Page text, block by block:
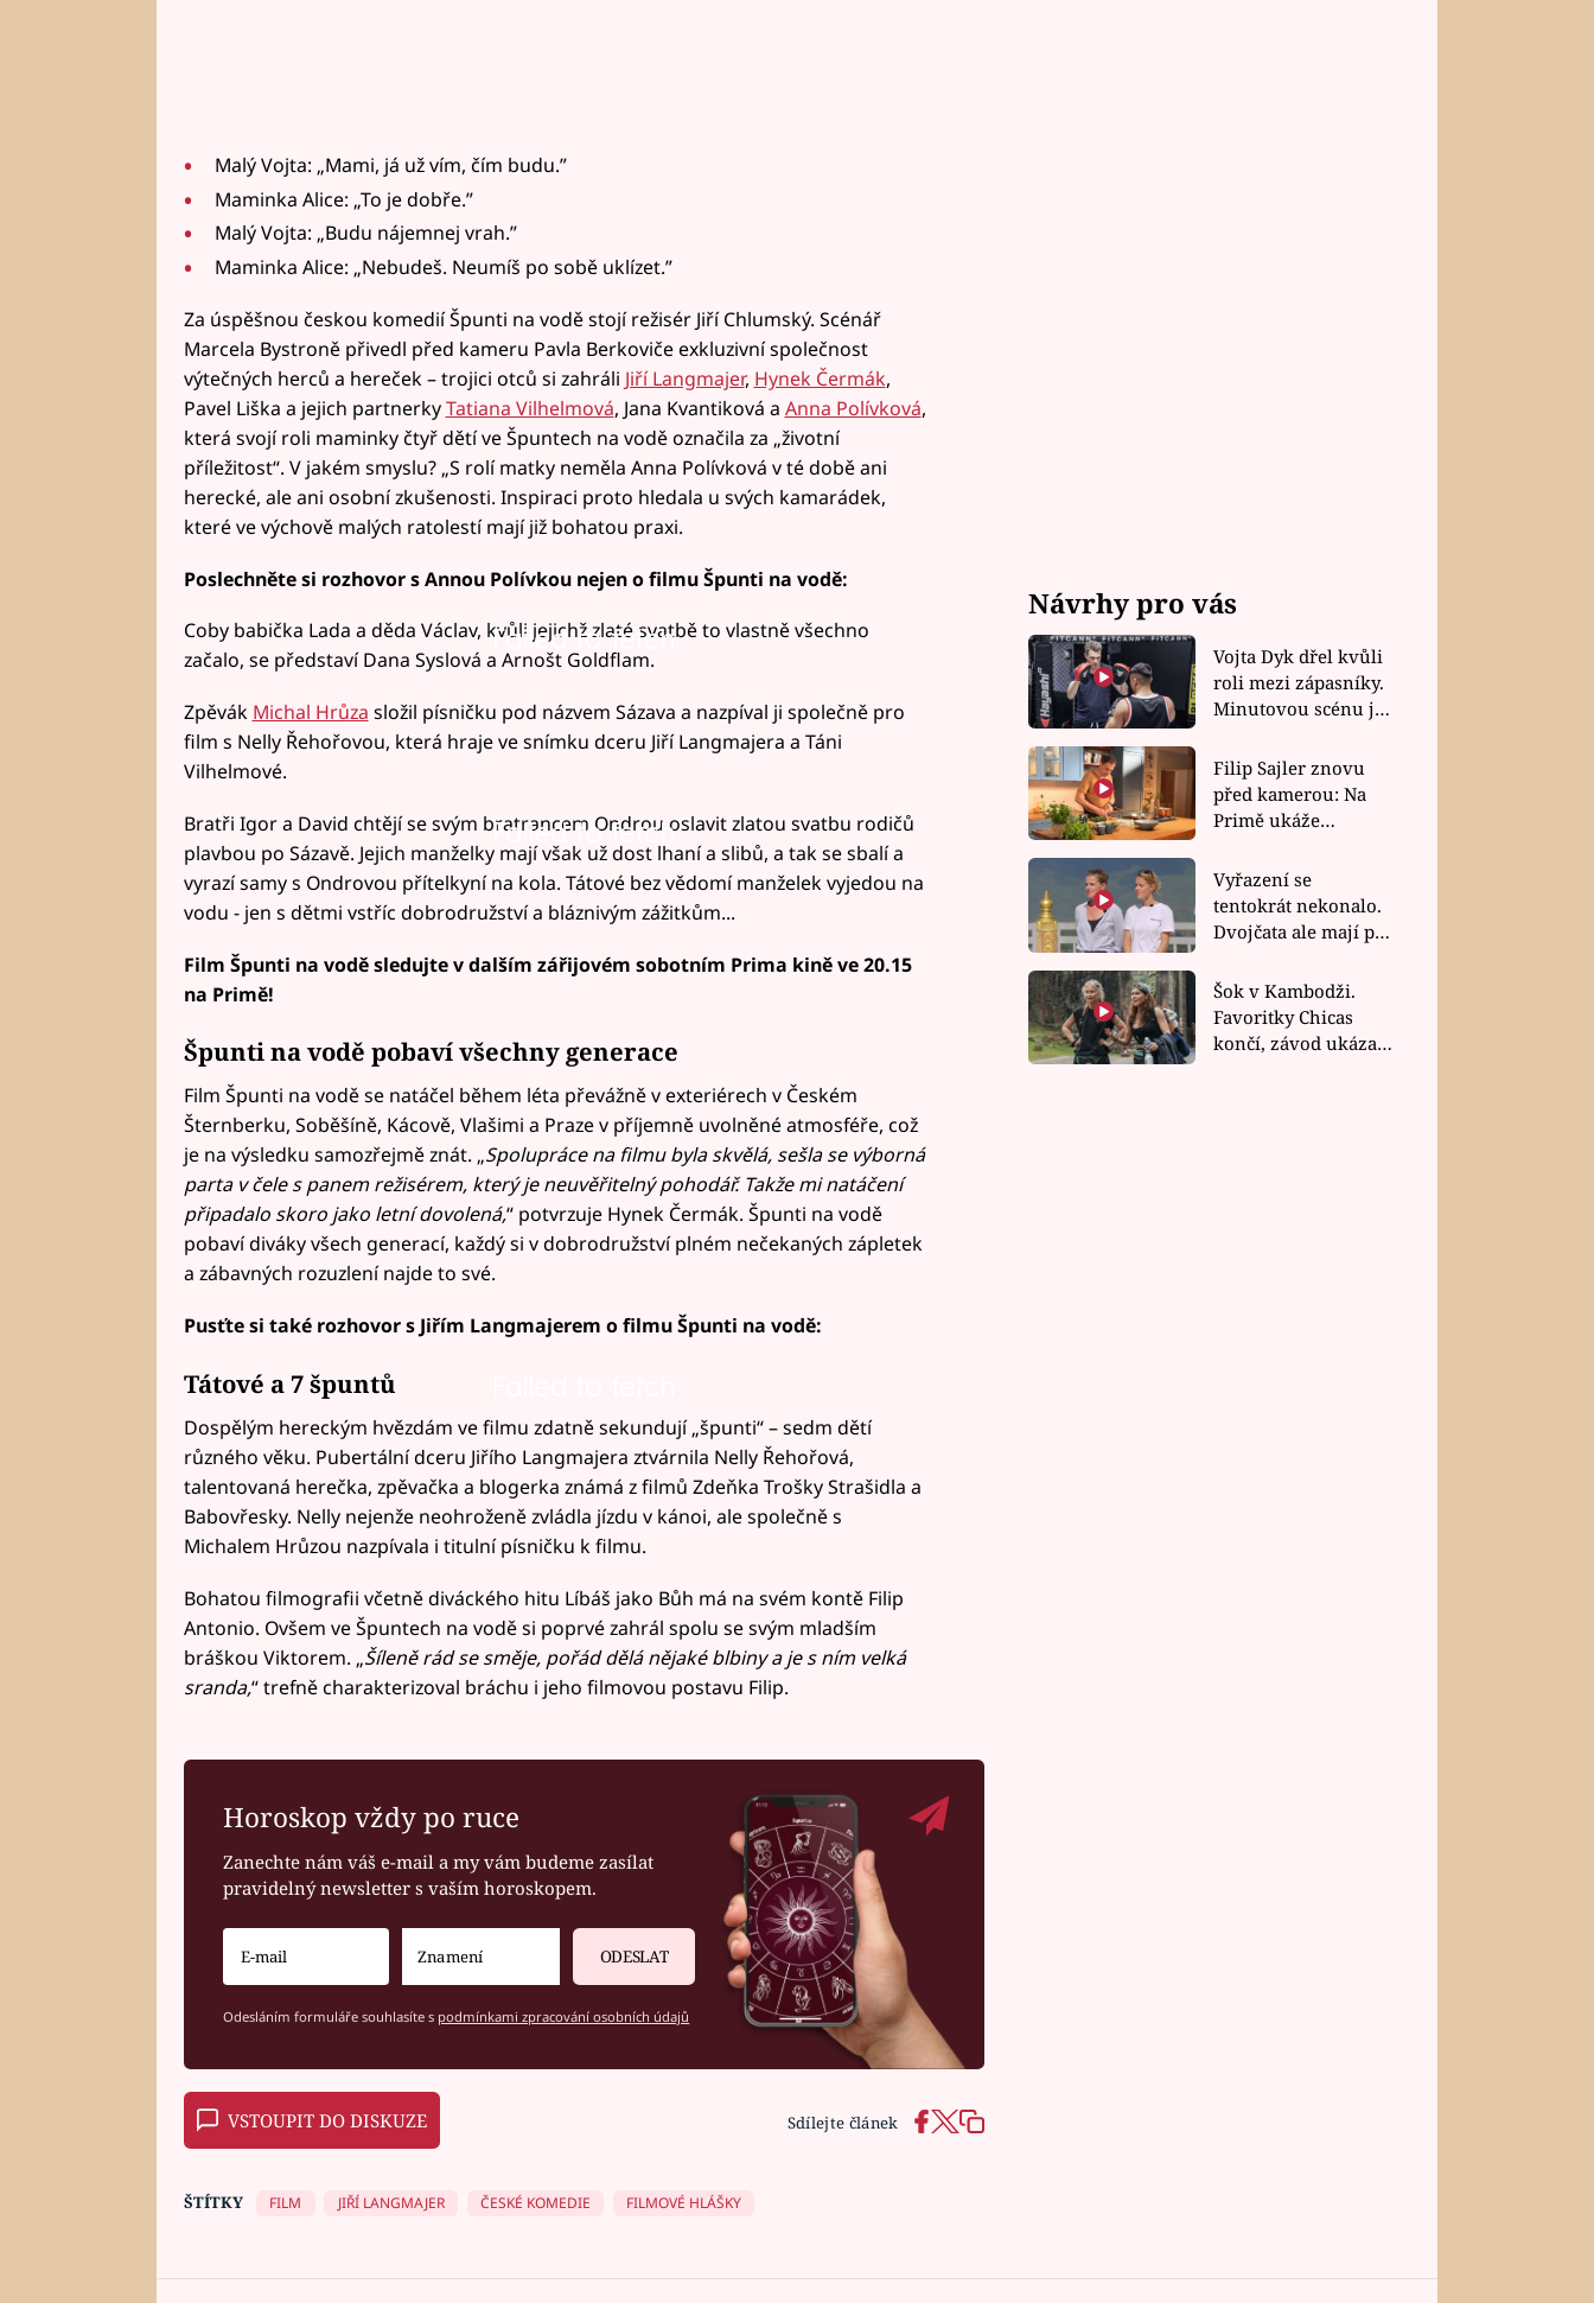
Malý Vojta: „Mami, já už vím, čím budu.”
Maminka Alice: „To je dobře.”
Malý Vojta: „Budu nájemnej vrah.”
Maminka Alice: „Nebudeš. Neumíš po sobě uklízet.”
Za úspěšnou českou komedií Špunti na vodě stojí režisér Jiří Chlumský. Scénář
Marcela Bystroně přivedl před kameru Pavla Berkoviče exkluzivní společnost
výtečných herců a hereček – trojici otců si zahráli Jiří Langmajer, Hynek Čermák,
Pavel Liška a jejich partnerkyTatiana Vilhelmová, Jana Kvantiková a Anna Polívková,
která svojí roli maminky čtyř dětí ve Špuntech na vodě označila za „životní
příležitost“. V jakém smyslu? „S rolí matky neměla Anna Polívková v té době ani
herecké, ale ani osobní zkušenosti. Inspiraci proto hledala u svých kamarádek,
které ve výchově malých ratolestí mají již bohatou praxi.
Poslechněte si rozhovor s Annou Polívkou nejen o filmu Špunti na vodě:
Failed to fetch
Coby babička Lada a děda Václav, kvůli jejichž zlaté svatbě to vlastně všechno
začalo, se představí Dana Syslová a Arnošt Goldflam.
Zpěvák Michal Hrůza složil písničku pod názvem Sázava a nazpíval ji společně pro
film s Nelly Řehořovou, která hraje ve snímku dceru Jiří Langmajera a Táni
Vilhelmové.
Failed to fetch
Bratři Igor a David chtějí se svým bratrancem Ondrou oslavit zlatou svatbu rodičů
plavbou po Sázavě. Jejich manželky mají však už dost lhaní a slibů, a tak se sbalí a
vyrazí samy s Ondrovou přítelkyní na kola. Tátové bez vědomí manželek vyjedou na
vodu - jen s dětmi vstříc dobrodružství a bláznivým zážitkům...
Film Špunti na vodě sledujte v dalším zářijovém sobotním Prima kině ve 20.15
na Primě!
Špunti na vodě pobaví všechny generace
Film Špunti na vodě se natáčel během léta převážně v exteriérech v Českém
Šternberku, Soběšíně, Kácově, Vlašimi a Praze v příjemně uvolněné atmosféře, což
je na výsledku samozřejmě znát. „Spolupráce na filmu byla skvělá, sešla se výborná
parta v čele s panem režisérem, který je neuvěřitelný pohodář. Takže mi natáčení
připadalo skoro jako letní dovolená,“ potvrzuje Hynek Čermák. Špunti na vodě
pobaví diváky všech generací, každý si v dobrodružství plném nečekaných zápletek
a zábavných rozuzlení najde to své.
Pusťte si také rozhovor s Jiřím Langmajerem o filmu Špunti na vodě:
Tátové a 7 špuntů
Dospělým hereckým hvězdám ve filmu zdatně sekundují „špunti“ – sedm dětí
různého věku. Pubertální dceru Jiřího Langmajera ztvárnila Nelly Řehořová,
talentovaná herečka, zpěvačka a blogerka známá z filmů Zdeňka Trošky Strašidla a
Babovřesky. Nelly nejenže neohroženě zvládla jízdu v kánoi, ale společně s
Michalem Hrůzou nazpívala i titulní písničku k filmu.
Bohatou filmografii včetně diváckého hitu Líbáš jako Bůh má na svém kontě Filip
Antonio. Ovšem ve Špuntech na vodě si poprvé zahrál spolu se svým mladším
bráškou Viktorem. „Šíleně rád se směje, pořád dělá nějaké blbiny a je s ním velká
sranda,“ trefně charakterizoval bráchu i jeho filmovou postavu Filip.
Horoskop vždy po ruce
Zanechte nám váš e-mail a my vám budeme zasílat
pravidelný newsletter s vaším horoskopem.
ODESLAT
Odesláním formuláře souhlasíte s podmínkami zpracování osobních údajů
VSTOUPIT DO DISKUZE Sdílejte článek
ŠTÍTKY FILM JIŘÍ LANGMAJER ČESKÉ KOMEDIE FILMOVÉ HLÁŠKY
Návrhy pro vás
Vojta Dyk dřel kvůli
roli mezi zápasníky.
Minutovou scénu jel
Filip Sajler znovu
před kamerou: Na
Primě ukáže
rychlé recepty
Vyřazení se
tentokrát nekonalo.
Dvojčata ale mají po
závodu nůž na krku
Šok v Kambodži.
Favoritky Chicas
končí, závod ukázal